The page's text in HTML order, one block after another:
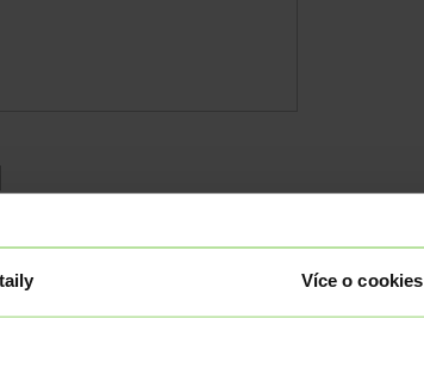
Více o cookies
v aktualizované prognóze